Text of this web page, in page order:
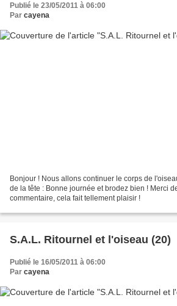
Publié le 23/05/2011 à 06:00
Par cayena
Bonjour ! Nous allons continuer le corps de
de la tête : Bonne journée et brodez bien ! Merci
commentaire, cela fait tellement plaisir !
S.A.L. Ritournel et l'oiseau (20)
Publié le 16/05/2011 à 06:00
Par cayena